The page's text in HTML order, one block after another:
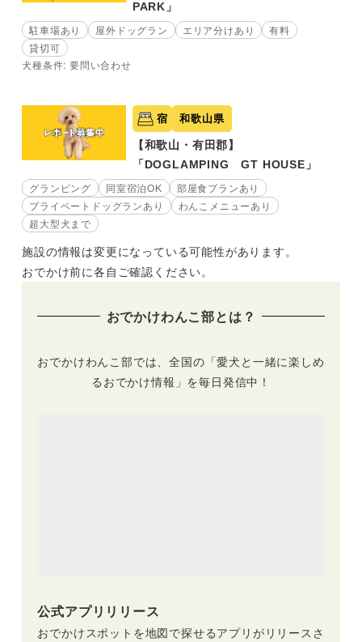
PARK」
駐車場あり 屋外ドッグラン エリア分けあり
有料
貸切可
犬種条件: 要問い合わせ
宿 和歌山県
【和歌山・有田郡】
「DOGLAMPING GT HOUSE」
グランピング 同室宿泊OK
部屋食プランあり
プライベートドッグランあり
わんこメニューあり
超大型犬まで
施設の情報は変更になっている可能性があります。
おでかけ前に各自ご確認ください。
おでかけわんこ部とは？
おでかけわんこ部では、全国の「愛犬と一緒に楽しめ
るおでかけ情報」を毎日発信中！
公式アプリリリース
おでかけスポットを地図で探せるアプリがリリースさ